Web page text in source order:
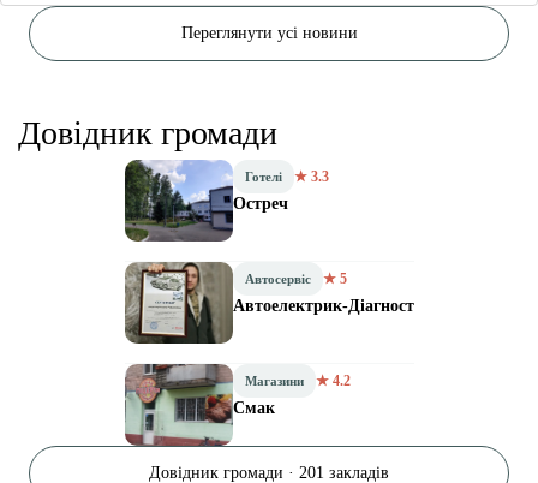
Переглянути усі новини
Довідник громади
Готелі ★ 3.3
Остреч
Автосервіс ★ 5
Автоелектрик-Діагност
Магазини ★ 4.2
Смак
Довідник громади · 201 закладів